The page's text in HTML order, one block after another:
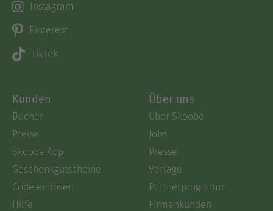
Instagram
Pinterest
TikTok
Kunden
Bücher
Preise
Skoobe App
Geschenkgutscheine
Code einlösen
Hilfe
Über uns
Über Skoobe
Jobs
Presse
Verlage
Partnerprogramm
Firmenkunden